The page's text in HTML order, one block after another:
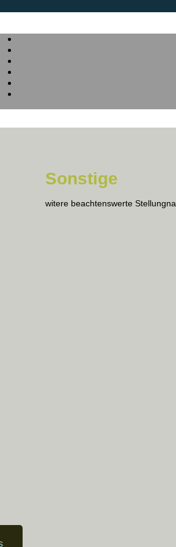
Sonstige
witere beachtenswerte